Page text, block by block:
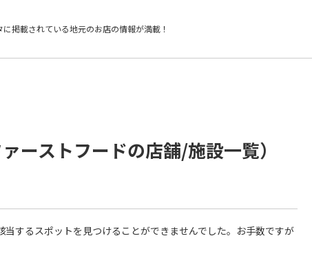
に掲載されている地元のお店の情報が満載！
ーストフードの店舗/施設一覧）
するスポットを見つけることができませんでした。お手数ですが